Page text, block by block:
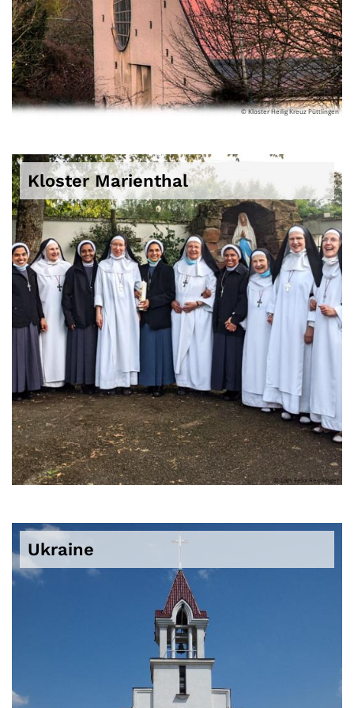
© Kloster Heilig Kreuz Püttlingen
Kloster Marienthal
© Lars Felix Reiplinger
Ukraine